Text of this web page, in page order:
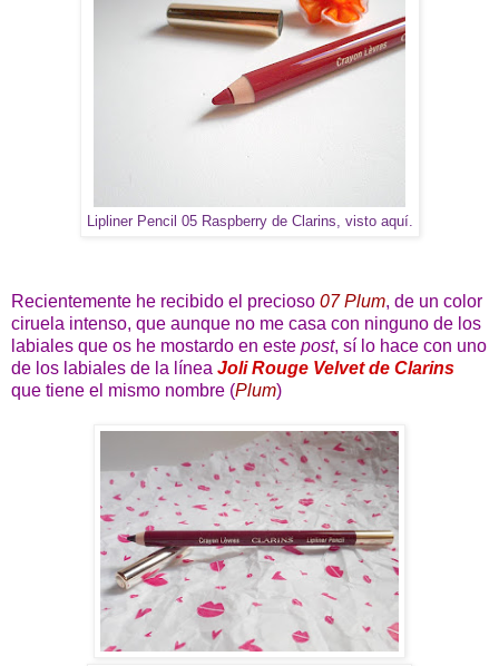
Lipliner Pencil 05 Raspberry de Clarins, visto aquí.
Recientemente he recibido el precioso 07 Plum, de un color
ciruela intenso, que aunque no me casa con ninguno de los
labiales que os he mostardo en este post, sí lo hace con uno
de los labiales de la línea Joli Rouge Velvet de Clarins
que tiene el mismo nombre (Plum)